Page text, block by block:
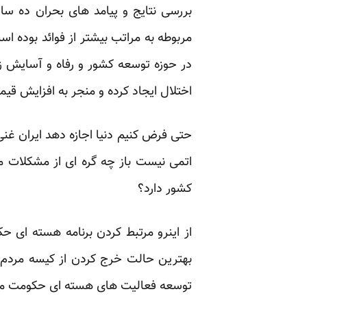
بررسی نتایج و پیامد های بحران
مربوطه به مراتب بیشتر از فوائد
در حوزه توسعه کشور و رفاه و آسایش
اختلال ایجاد کرده و منجر به افزایش
حتی فرض کنیم دنیا اجازه دهد ایران
اتمی نیست باز چه گره ای از
کشور دارد؟
از اینرو مرتبط کردن برنامه هسته
بهترین حالت خرج کردن از کیسه
توسعه فعالیت های هسته ای حکومت